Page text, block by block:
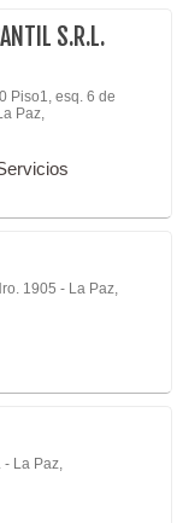
S.R.L.
Piso1, esq. 6 de
Paz,
1905 - La Paz,
- La Paz,